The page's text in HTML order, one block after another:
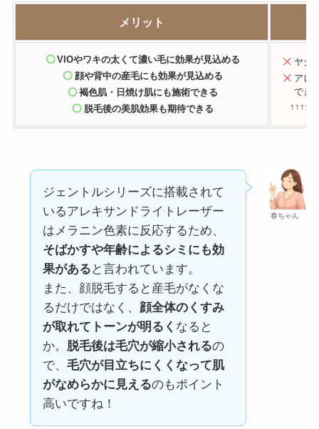
メリット
VIOやワキの太くて濃い毛に効果が見込める
顔や背中の産毛にも効果が見込める
褐色肌・日焼け肌にも施術できる
脱毛後の美肌効果も期待できる
ヤグ
アレ
でき
↑↑↑ヤ
春ちゃん
ジェントルシリーズに搭載されて
いるアレキサンドライトレーザー
はメラニン色素に反応するため、
そばかすや年齢によるシミにも効
果がある と言われています。
また、顔脱毛すると産毛がなくな
るだけではなく、 顔全体のくすみ
が取れてトーンが明るく なると
か。 脱毛後は毛穴が縮小されるの
で、 毛穴が目立ちにくくなって肌
がなめらかに見えるのもポイント
高いですね！